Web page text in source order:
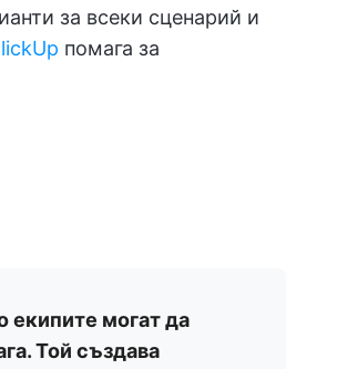
за всеки сценарий и
помага за
екипите могат да
Той създава